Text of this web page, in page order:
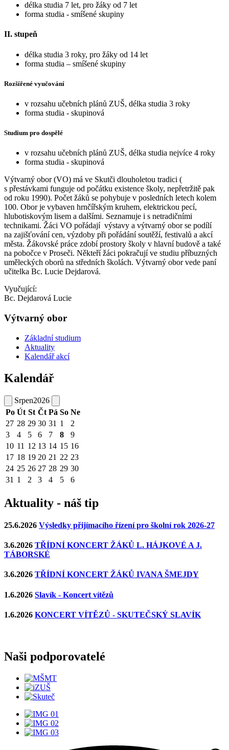
délka studia 7 let, pro žáky od 7 let
forma studia - smíšené skupiny
II. stupeň
délka studia 3 roky, pro žáky od 14 let
forma studia – smíšené skupiny
Rozšířené vyučování
v rozsahu učebních plánů ZUŠ, délka studia 3 roky
forma studia - skupinová
Studium pro dospělé
v rozsahu učebních plánů ZUŠ, délka studia nejvíce 4 roky
forma studia - skupinová
Výtvarný obor (VO) má ve Skutči dlouholetou tradici (
s přestávkami funguje od počátku existence školy, nepřetržitě pak
od roku 1990). Počet žáků se pohybuje v posledních letech kolem
100. Obor je vybaven hrnčířským kruhem, elektrickou pecí,
hlubotiskovým lisem a dalšími. Seznamuje i s netradičními
technikami. Žáci VO pořádají výstavy a výtvarný obor se podílí
na zajišťování cen, výzdoby při pořádání soutěží, festivalů a akcí
města. Žákovské práce zdobí prostory školy v hlavní budově a také
na pobočce v Proseči. Někteří žáci pokračují ve studiu příbuzných
uměleckých oborů na středních školách. Výtvarný obor vede paní
učitelka Bc. Lucie Dejdarová.
Vyučující:
Bc. Dejdarová Lucie
Výtvarný obor
Základní studium
Aktuality
Kalendář akcí
Kalendář
Srpen2026
Po Út St Čt Pá So Ne
27 28 29 30 31 1
2
3
4 5 6 7 8
9
10 11 12 13 14 15 16
17 18 19 20 21 22 23
24 25 26 27 28 29 30
31 1 2 3 4 5 6
Aktuality - náš tip
25.6.2026 Výsledky přijímacího řízení pro školní rok 2026-27
3.6.2026 TŘÍDNÍ KONCERT ŽÁKŮ L. HÁJKOVÉ A J.
TÁBORSKÉ
3.6.2026 TŘÍDNÍ KONCERT ŽÁKŮ IVANA ŠMEJDY
1.6.2026 Slavík - Koncert vítězů
1.6.2026 KONCERT VÍTĚZŮ - SKUTEČSKÝ SLAVÍK
Naši podporovatelé